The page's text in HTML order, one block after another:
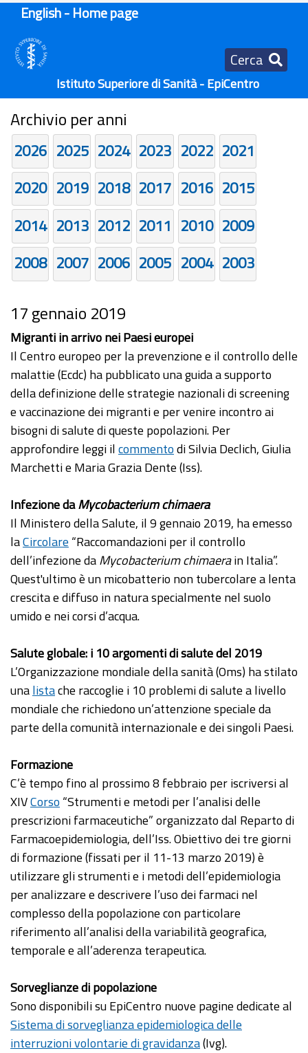
English - Home page
Cerca
Istituto Superiore di Sanità - EpiCentro
Archivio per anni
2026 2025 2024 2023 2022 2021
2020 2019 2018 2017 2016 2015
2014 2013 2012 2011 2010 2009
2008 2007 2006 2005 2004 2003
17 gennaio 2019
Migranti in arrivo nei Paesi europei
Il Centro europeo per la prevenzione e il controllo delle
malattie (Ecdc) ha pubblicato una guida a supporto
della definizione delle strategie nazionali di screening
e vaccinazione dei migranti e per venire incontro ai
bisogni di salute di queste popolazioni. Per
approfondire leggi ilcommentodi Silvia Declich, Giulia
Marchetti e Maria Grazia Dente (Iss).
Infezione daMycobacterium chimaera
Il Ministero della Salute, il 9 gennaio 2019, ha emesso
laCircolare “Raccomandazioni per il controllo
dell’infezione daMycobacterium chimaerain Italia”.
Quest'ultimo è un micobatterio non tubercolare a lenta
crescita e diffuso in natura specialmente nel suolo
umido e nei corsi d’acqua.
Salute globale: i 10 argomenti di salute del 2019
L’Organizzazione mondiale della sanità (Oms) ha stilato
unalistache raccoglie i 10 problemi di salute a livello
mondiale che richiedono un’attenzione speciale da
parte della comunità internazionale e dei singoli Paesi.
Formazione
C’è tempo fino al prossimo 8 febbraio per iscriversi al
XIVCorso “Strumenti e metodi per l’analisi delle
prescrizioni farmaceutiche” organizzato dal Reparto di
Farmacoepidemiologia, dell’Iss. Obiettivo dei tre giorni
di formazione (fissati per il 11-13 marzo 2019) è
utilizzare gli strumenti e i metodi dell’epidemiologia
per analizzare e descrivere l’uso dei farmaci nel
complesso della popolazione con particolare
riferimento all’analisi della variabilità geografica,
temporale e all’aderenza terapeutica.
Sorveglianze di popolazione
Sono disponibili su EpiCentro nuove pagine dedicate al
Sistema di sorveglianza epidemiologica delle
interruzioni volontarie di gravidanza(Ivg).